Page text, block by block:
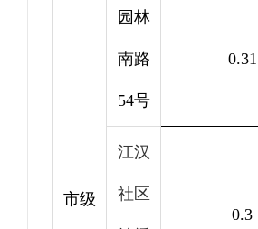
市级
园林
南路
54号
0.31
江汉
社区
0.3